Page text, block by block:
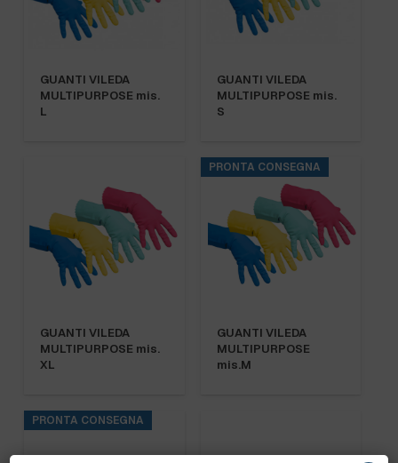
GUANTI VILEDA
MULTIPURPOSE mis.
L
GUANTI VILEDA
MULTIPURPOSE mis.
S
GUANTI VILEDA
MULTIPURPOSE mis.
XL
PRONTA CONSEGNA
GUANTI VILEDA
MULTIPURPOSE
mis.M
PRONTA CONSEGNA